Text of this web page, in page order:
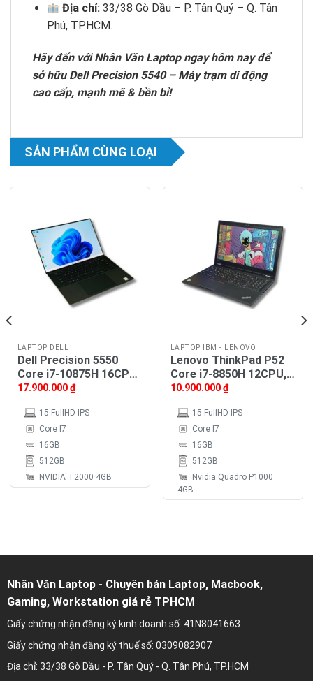
Địa chỉ:33/38 Gò Dầu – P. Tân Quý – Q. Tân
Phú, TP.HCM.
Hãy đến với Nhân Văn Laptop ngay hôm nay để
sở hữu Dell Precision 5540 – Máy trạm di động
cao cấp, mạnh mẽ & bền bỉ!
SẢN PHẨM CÙNG LOẠI
LAPTOP DELL
Dell Precision 5550
Core i7-10875H 16CPU,
Ram 16GB, SSD NVMe
512GB, VGA NVIDIA
T2000 4GB, MH 15.6′
FHD 4K Touch
17.900.000₫
15 FullHD IPS
Core I7
16GB
512GB
NVIDIA T2000 4GB
LAPTOP IBM - LENOVO
Lenovo ThinkPad P52
Core i7-8850H 12CPU,
Ram 16GB, SSD 512GB,
VGA 4GB, 15.6″ FullHD
IPS
10.900.000₫
15 FullHD IPS
Core I7
16GB
512GB
Nvidia Quadro P1000
4GB
Nhân Văn Laptop - Chuyên bán Laptop, Macbook,
Gaming, Workstation giá rẻ TPHCM
Giấy chứng nhận đăng ký kinh doanh số: 41N8041663
Giấy chứng nhận đăng ký thuế số: 0309082907
Địa chỉ: 33/38 Gò Dầu - P. Tân Quý - Q. Tân Phú, TP.HCM